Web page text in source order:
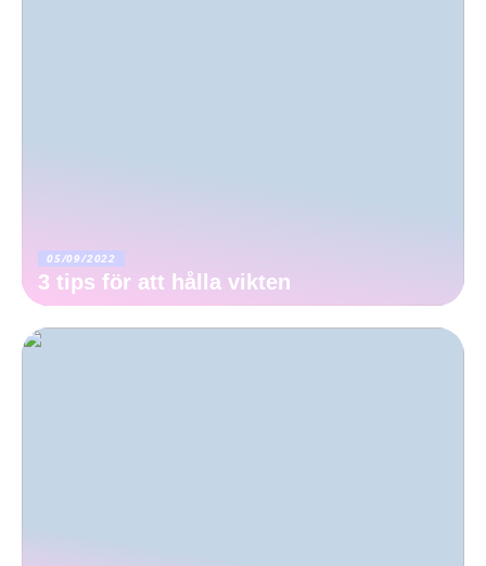
05/09/2022
3 tips för att hålla vikten